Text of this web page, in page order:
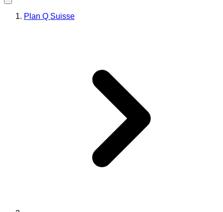
Plan Q Suisse